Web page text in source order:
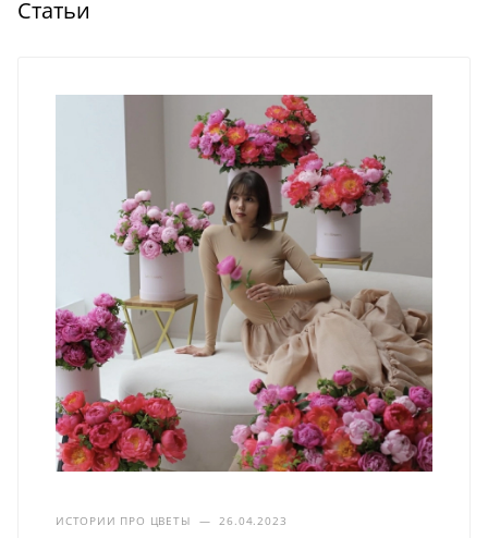
Статьи
ИСТОРИИ ПРО ЦВЕТЫ — 26.04.2023